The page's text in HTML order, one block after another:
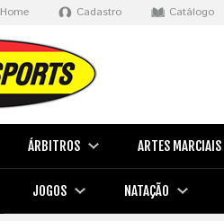
Home Cadastro Catálogo
ÁRBITROS ARTES MARCIAIS
JOGOS NATAÇÃO